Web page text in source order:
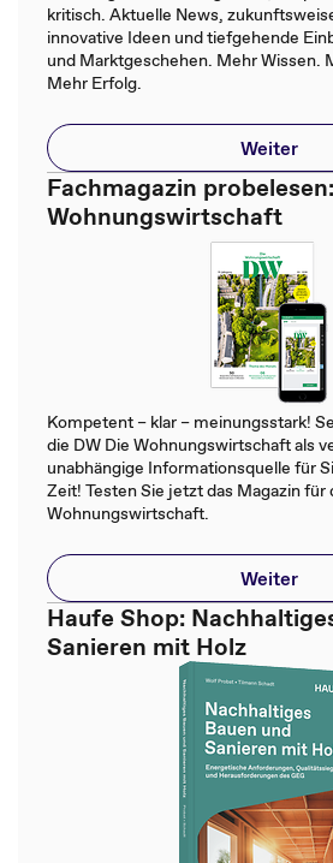
kritisch. Aktuelle News,
innovative Ideen und tiefgehende
und Marktgeschehen. Mehr Wissen.
Mehr Erfolg.
Weiter
Fachmagazin
Wohnungswirtschaft
Kompetent – klar – meinungsstark!
die DW Die Wohnungswirtschaft als
unabhängige Informationsquelle für
Zeit! Testen Sie jetzt das Magazin für
Wohnungswirtschaft.
Weiter
Haufe Shop:
Sanieren mit Holz